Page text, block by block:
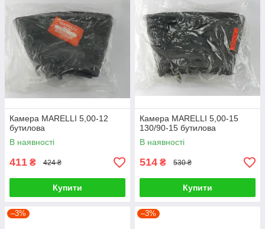
Камера MARELLI 5,00-12
бутилова
В наявності
411 ₴ 424 ₴
Купити
Камера MARELLI 5,00-15
130/90-15 бутилова
В наявності
514 ₴ 530 ₴
Купити
–3% –3%